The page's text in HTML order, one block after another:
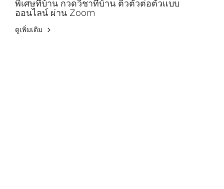
พิเศษที่บ้าน กวดวิชาที่บ้าน ติวตัวต่อตัวแบบ
ออนไลน์ ผ่าน Zoom
ดูเพิ่มเติม